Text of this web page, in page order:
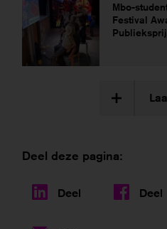
Mbo-
Festival
Deel deze pagina:
Deel Deel